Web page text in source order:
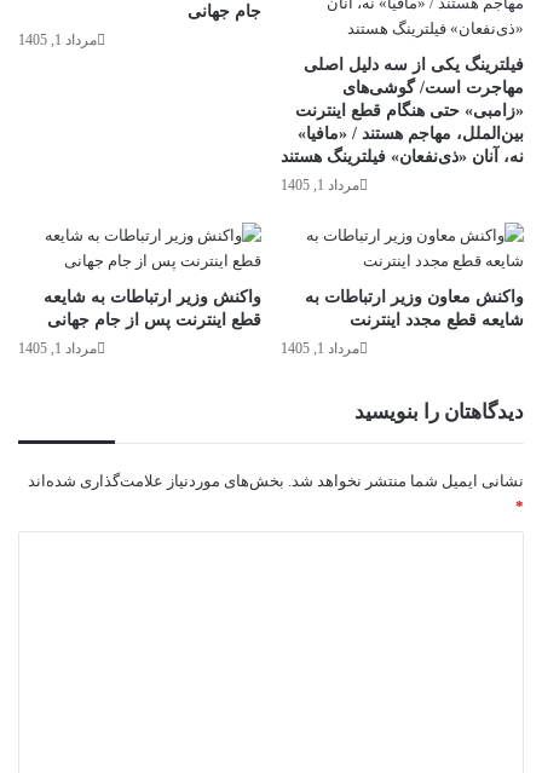
جام جهانی
مرداد 1, 1405
فیلترینگ یکی از سه دلیل اصلی
مهاجرت است/ گوشی‌های
«زامبی» حتی هنگام قطع اینترنت
بین‌الملل، مهاجم هستند / «مافیا»
نه، آنان «ذی‌نفعان» فیلترینگ هستند
مرداد 1, 1405
واکنش وزیر ارتباطات به شایعه
قطع اینترنت پس از جام جهانی
مرداد 1, 1405
واکنش معاون وزیر ارتباطات به
شایعه قطع مجدد اینترنت
مرداد 1, 1405
دیدگاهتان را بنویسید
نشانی ایمیل شما منتشر نخواهد شد. بخش‌های موردنیاز علامت‌گذاری شده‌اند
*